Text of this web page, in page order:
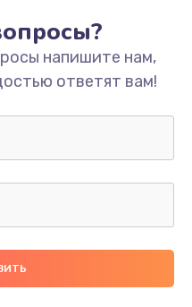
напишите нам,
ответят вам!